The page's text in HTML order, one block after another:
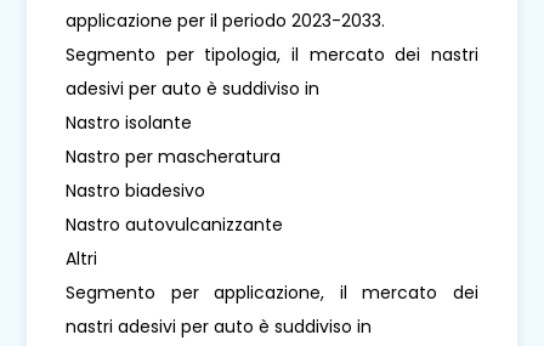
applicazione per il periodo 2023-2033.
Segmento per tipologia, il mercato dei nastri
adesivi per auto è suddiviso in
Nastro isolante
Nastro per mascheratura
Nastro biadesivo
Nastro autovulcanizzante
Altri
Segmento per applicazione, il mercato dei
nastri adesivi per auto è suddiviso in